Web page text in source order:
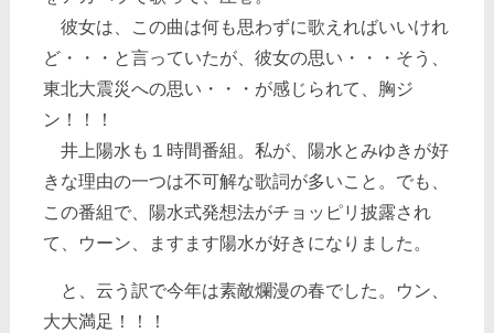
彼女は、この曲は何も思わずに歌えればいいけれ
ど・・・と言っていたが、彼女の思い・・・そう、
東北大震災への思い・・・が感じられて、胸ジ
ン！！！
井上陽水も１時間番組。私が、陽水とみゆきが好
きな理由の一つは不可解な歌詞が多いこと。でも、
この番組で、陽水式発想法がチョッピリ披露され
て、ウーン、ますます陽水が好きになりました。
と、云う訳で今年は素敵爛漫の春でした。ウン、
大大満足！！！